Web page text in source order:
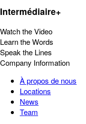
Intermédiaire+
Watch the Video
Learn the Words
Speak the Lines
Company Information
À propos de nous
Locations
News
Team